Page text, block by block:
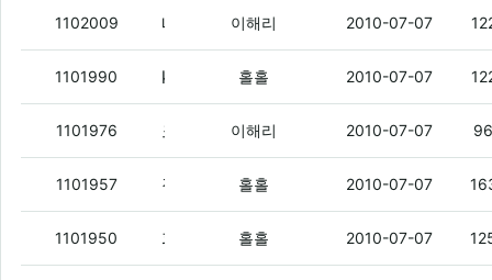
1102009 이해리 2010-07-07
1101990 (6)
홀홀 2010-07-07
1101976 (1)
이해리 2010-07-07
1101957 (1)
홀홀 2010-07-07
1101950 홀홀 2010-07-07